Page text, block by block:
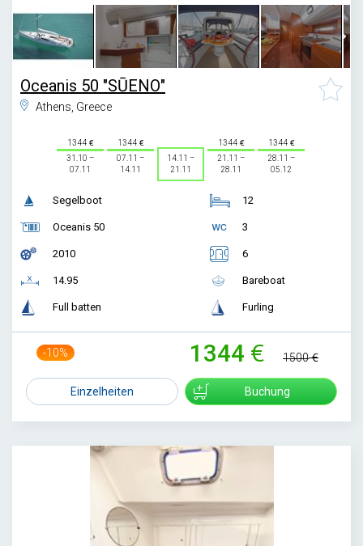
Oceanis 50 "SŪENO"
Athens, Greece
1344
31.10 –
07.11
1344
07.11 –
14.11
14.11 –
21.11
1344
21.11 –
28.11
1344
28.11 –
05.12
Segelboot
Oceanis 50
2010
14.95
Full batten
12
3
6
Bareboat
Furling
-10% 1344 1500
Einzelheiten Buchung